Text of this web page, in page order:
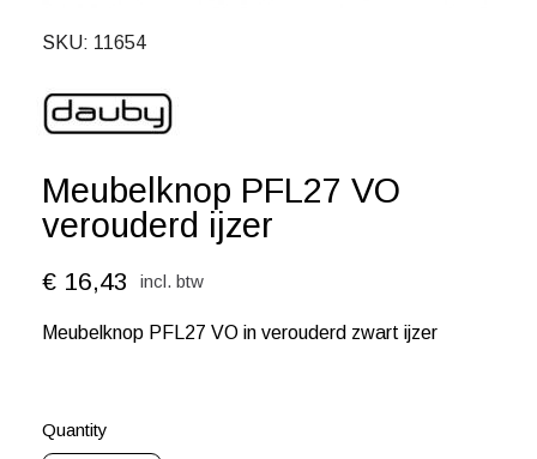
SKU 11654
Meubelknop PFL27 VO
verouderd ijzer
€ 16,43 incl. btw
Meubelknop PFL27 VO in verouderd zwart ijzer
Quantity